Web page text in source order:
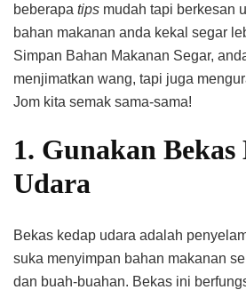
beberapa tips mudah tapi berkesan
bahan makanan anda kekal segar
Simpan Bahan Makanan Segar,
menjimatkan wang, tapi juga
Jom kita semak sama-sama!
1. Gunakan Bekas
Udara
Bekas kedap udara adalah
suka menyimpan bahan makanan
dan buah-buahan. Bekas ini